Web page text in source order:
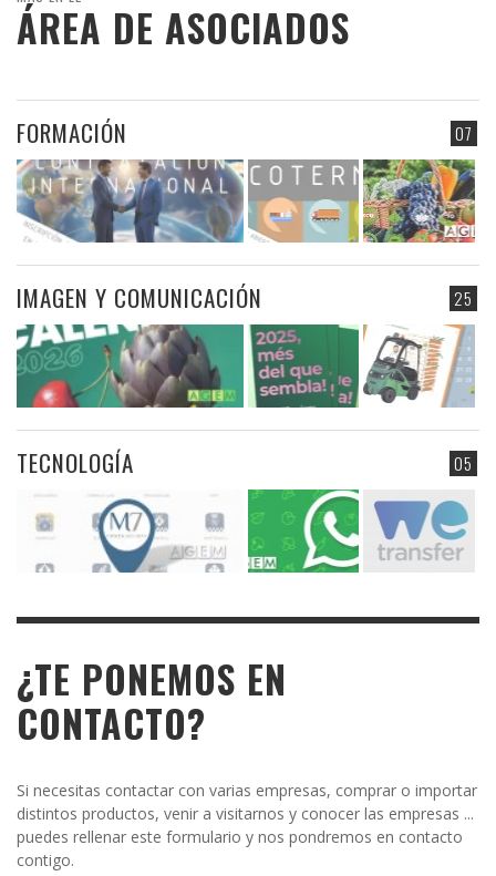
ÁREA DE ASOCIADOS
07
FORMACIÓN
25
IMAGEN Y COMUNICACIÓN
05
TECNOLOGÍA
¿TE PONEMOS EN
CONTACTO?
Si necesitas contactar con varias empresas, comprar o importar
distintos productos, venir a visitarnos y conocer las empresas ...
puedes rellenar este formulario y nos pondremos en contacto
contigo.